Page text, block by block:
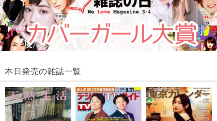
本日発売の雑誌一覧